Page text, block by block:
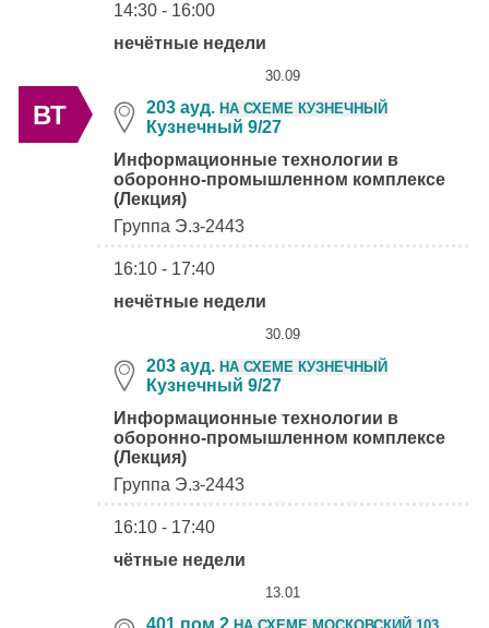
ВТ
14:30 - 16:00
нечётные недели
30.09
203 ауд. НА СХЕМЕ КУЗНЕЧНЫЙ
Кузнечный 9/27
Информационные технологии в
оборонно-промышленном комплексе
(Лекция)
Группа Э.з-2443
16:10 - 17:40
нечётные недели
30.09
203 ауд. НА СХЕМЕ КУЗНЕЧНЫЙ
Кузнечный 9/27
Информационные технологии в
оборонно-промышленном комплексе
(Лекция)
Группа Э.з-2443
16:10 - 17:40
чётные недели
13.01
401 пом 2